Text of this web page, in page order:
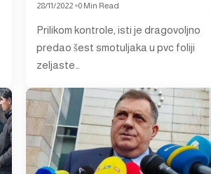
28/11/2022 0 Min Read
Prilikom kontrole, isti je dragovoljno
predao šest smotuljaka u pvc foliji
zeljaste…